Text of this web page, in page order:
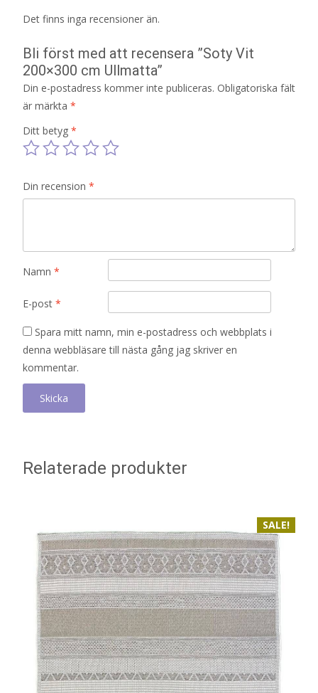
Det finns inga recensioner än.
Bli först med att recensera ”Soty Vit
200×300 cm Ullmatta”
Din e-postadress kommer inte publiceras. Obligatoriska fält
är märkta *
Ditt betyg *
Din recension *
Namn *
E-post *
Spara mitt namn, min e-postadress och webbplats i
denna webbläsare till nästa gång jag skriver en
kommentar.
Relaterade produkter
SALE!